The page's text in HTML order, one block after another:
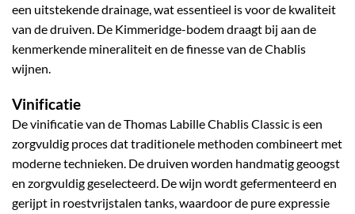
een uitstekende drainage, wat essentieel is voor de kwaliteit
van de druiven. De Kimmeridge-bodem draagt bij aan de
kenmerkende mineraliteit en de finesse van de Chablis
wijnen.
Vinificatie
De vinificatie van de Thomas Labille Chablis Classic is een
zorgvuldig proces dat traditionele methoden combineert met
moderne technieken. De druiven worden handmatig geoogst
en zorgvuldig geselecteerd. De wijn wordt gefermenteerd en
gerijpt in roestvrijstalen tanks, waardoor de pure expressie